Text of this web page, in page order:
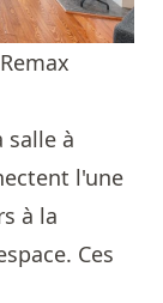
salle à
l'une
à la
Ces